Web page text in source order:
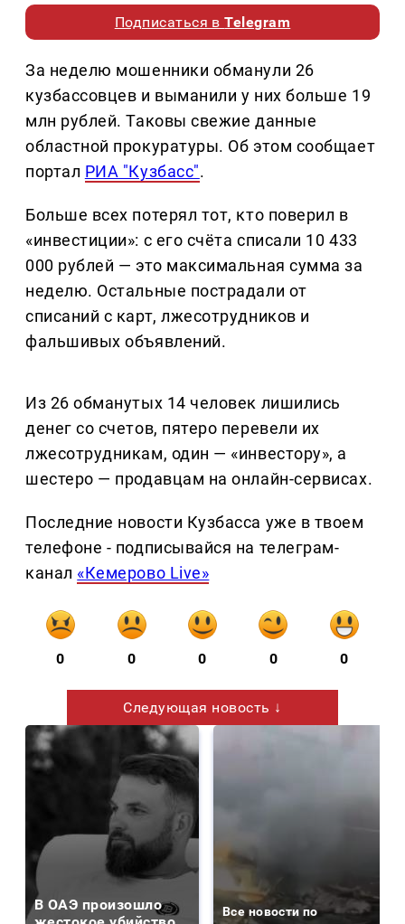
Подписаться вTelegram
За неделю мошенники обманули 26
кузбассовцев и выманили у них больше 19
млн рублей. Таковы свежие данные
областной прокуратуры. Об этом сообщает
портал РИА "Кузбасс".
Больше всех потерял тот, кто поверил в
«инвестиции»: с его счёта списали 10 433
000 рублей — это максимальная сумма за
неделю. Остальные пострадали от
списаний с карт, лжесотрудников и
фальшивых объявлений.
Из 26 обманутых 14 человек лишились
денег со счетов, пятеро перевели их
лжесотрудникам, один — «инвестору», а
шестеро — продавцам на онлайн-сервисах.
Последние новости Кузбасса уже в твоем
телефоне - подписывайся на телеграм-
канал «Кемерово Live»
0 0 0 0 0
Следующая новость ↓
В ОАЭ произошло
Все новости по